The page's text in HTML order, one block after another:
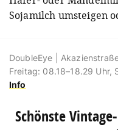
Sojamilch umsteigen
DoubleEye |
Freitag: 08.18–18.29 Uhr,
Info
Schönste